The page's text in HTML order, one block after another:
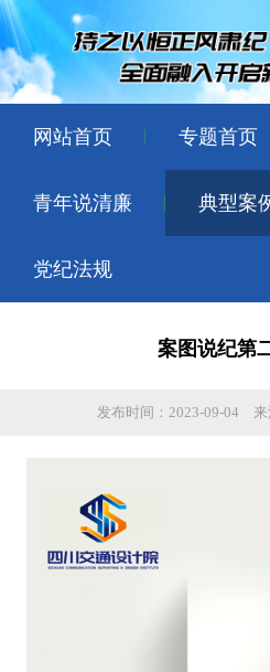
网站首页 专题首页
青年说清廉 典型案
党纪法规
案图说纪第
发布时间：2023-09-04 来